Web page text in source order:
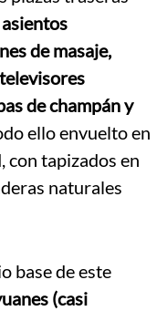
asientos
de masaje,
de champán y
ello envuelto en
con tapizados en
naturales
base de este
(casi